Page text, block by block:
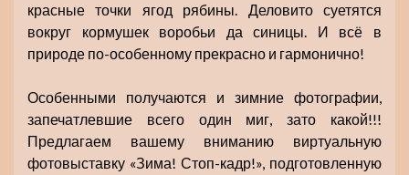
красные точки ягод рябины. Деловито суетятся
вокруг кормушек воробьи да синицы. И всё в
природе по-особенному прекрасно и гармонично!
Особенными получаются и зимние фотографии,
запечатлевшие всего один миг, зато какой!!!
Предлагаем вашему вниманию виртуальную
фотовыставку «Зима! Стоп-кадр!», подготовленную